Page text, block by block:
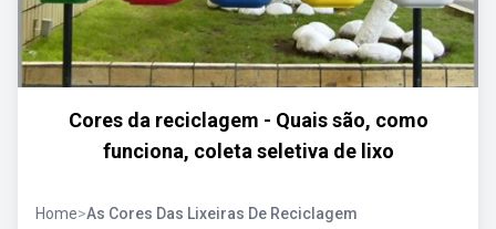
Cores da reciclagem - Quais são, como
funciona, coleta seletiva de lixo
Home>As Cores Das Lixeiras De Reciclagem